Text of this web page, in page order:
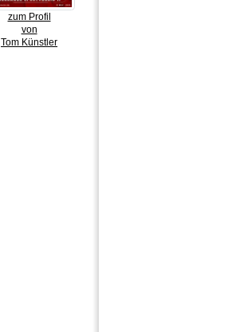
zum Profil
von
Tom Künstler